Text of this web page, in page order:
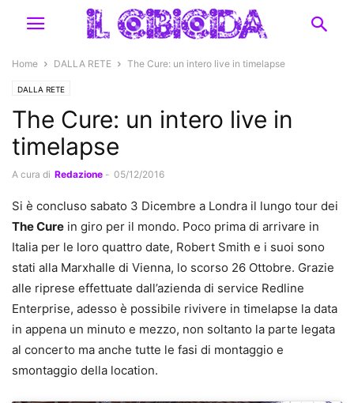
Home DALLA RETE The Cure: un intero live in timelapse
DALLA RETE
The Cure: un intero live in
timelapse
A cura di Redazione - 05/12/2016
Si è concluso sabato 3 Dicembre a Londra il lungo tour dei
The Cure in giro per il mondo. Poco prima di arrivare in
Italia per le loro quattro date, Robert Smith e i suoi sono
stati alla Marxhalle di Vienna, lo scorso 26 Ottobre. Grazie
alle riprese effettuate dall’azienda di service Redline
Enterprise, adesso è possibile rivivere in timelapse la data
in appena un minuto e mezzo, non soltanto la parte legata
al concerto ma anche tutte le fasi di montaggio e
smontaggio della location.